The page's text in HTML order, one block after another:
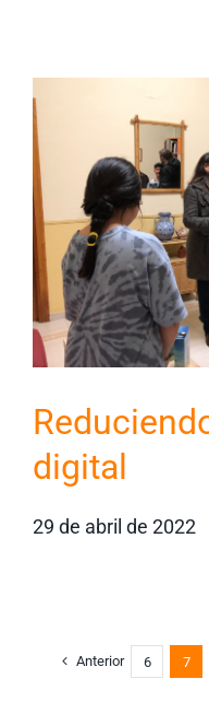
digital
29 de abril de 2022
Anterior 6 7